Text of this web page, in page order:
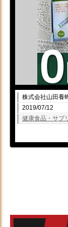
株式会社山田養
2019/07/12
健康食品・サプ